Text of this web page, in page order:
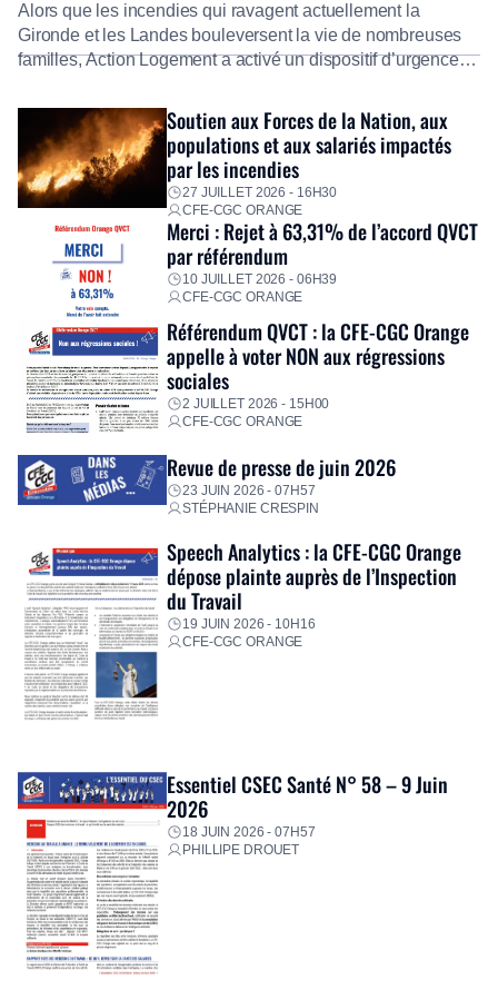
Alors que les incendies qui ravagent actuellement la
Gironde et les Landes bouleversent la vie de nombreuses
familles, Action Logement a activé un dispositif d’urgence
Fidèle à sa mission d’utilité sociale, le Groupe mobilise
immédiatement ses équipes afin de proposer un diagnostic
personnalisé, des aides financières pour faire face aux
premières dépenses, […]
Soutien aux Forces de la Nation, aux
populations et aux salariés impactés
par les incendies
27 JUILLET 2026 - 16H30
CFE-CGC ORANGE
Merci : Rejet à 63,31% de l’accord QVCT
par référendum
10 JUILLET 2026 - 06H39
CFE-CGC ORANGE
Référendum QVCT : la CFE-CGC Orange
appelle à voter NON aux régressions
sociales
2 JUILLET 2026 - 15H00
CFE-CGC ORANGE
Revue de presse de juin 2026
23 JUIN 2026 - 07H57
STÉPHANIE CRESPIN
Speech Analytics : la CFE-CGC Orange
dépose plainte auprès de l’Inspection
du Travail
19 JUIN 2026 - 10H16
CFE-CGC ORANGE
Essentiel CSEC Santé N° 58 – 9 Juin
2026
18 JUIN 2026 - 07H57
PHILLIPE DROUET